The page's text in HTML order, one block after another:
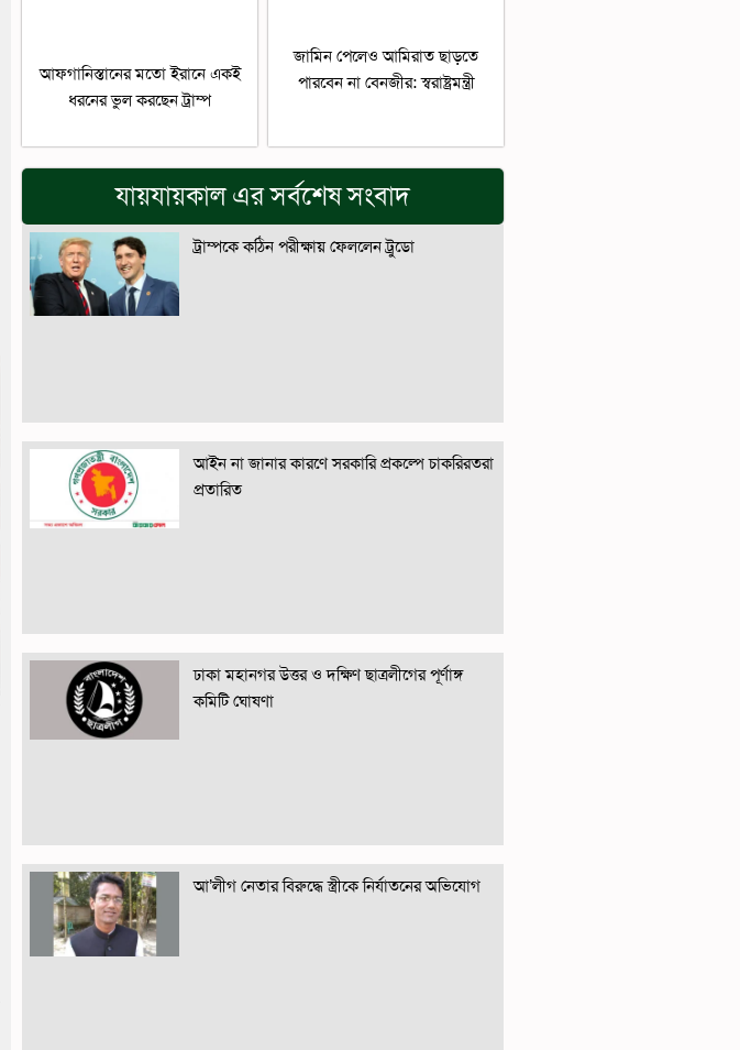
আফগানিস্তানের মতো ইরানে একই
ধরনের ভুল করছেন ট্রাম্প
জামিন পেলেও আমিরাত ছাড়তে
পারবেন না বেনজীর: স্বরাষ্ট্রমন্ত্রী
যায়যায়কাল এর সর্বশেষ সংবাদ
ট্রাম্পকে কঠিন পরীক্ষায় ফেললেন ট্রুডো
আইন না জানার কারণে সরকারি প্রকল্পে চাকরিরতরা
প্রতারিত
ঢাকা মহানগর উত্তর ও দক্ষিণ ছাত্রলীগের পূর্ণাঙ্গ
কমিটি ঘোষণা
আ’লীগ নেতার বিরুদ্ধে স্ত্রীকে নির্যাতনের অভিযোগ